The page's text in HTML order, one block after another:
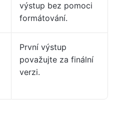
výstup bez pomoci
formátování.
První výstup
považujte za finální
verzi.